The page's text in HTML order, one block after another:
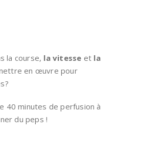
la course, la vitesse et la
en œuvre pour
40 minutes de perfusion à
du peps !